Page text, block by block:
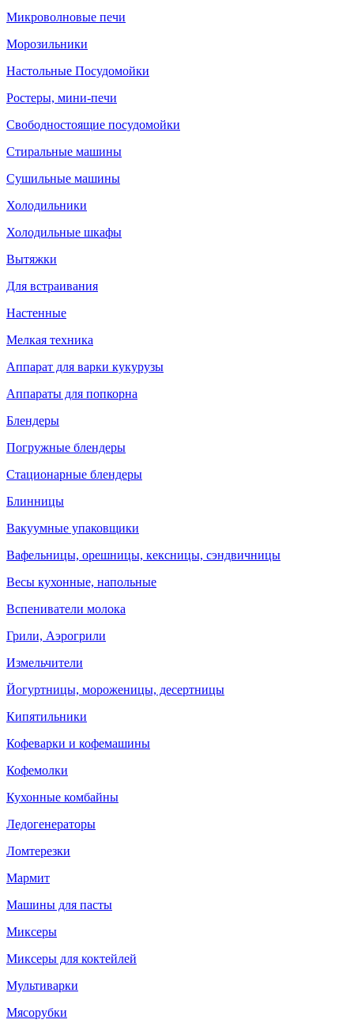
Микроволновые печи
Морозильники
Настольные Посудомойки
Ростеры, мини-печи
Свободностоящие посудомойки
Стиральные машины
Сушильные машины
Холодильники
Холодильные шкафы
Вытяжки
Для встраивания
Настенные
Мелкая техника
Аппарат для варки кукурузы
Аппараты для попкорна
Блендеры
Погружные блендеры
Стационарные блендеры
Блинницы
Вакуумные упаковщики
Вафельницы, орешницы, кексницы, сэндвичницы
Весы кухонные, напольные
Вспениватели молока
Грили, Аэрогрили
Измельчители
Йогуртницы, мороженицы, десертницы
Кипятильники
Кофеварки и кофемашины
Кофемолки
Кухонные комбайны
Ледогенераторы
Ломтерезки
Мармит
Машины для пасты
Миксеры
Миксеры для коктейлей
Мультиварки
Мясорубки